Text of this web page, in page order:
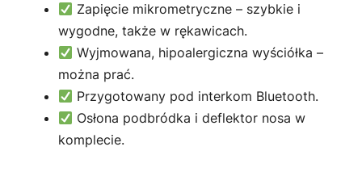
Zapięcie mikrometryczne – szybkie i
wygodne, także w rękawicach.
Wyjmowana, hipoalergiczna wyściółka –
można prać.
Przygotowany pod interkom Bluetooth.
Osłona podbródka i deflektor nosa w
komplecie.